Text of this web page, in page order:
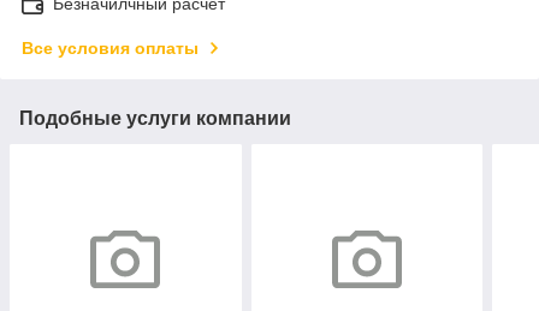
Все условия оплаты
Подобные услуги компании